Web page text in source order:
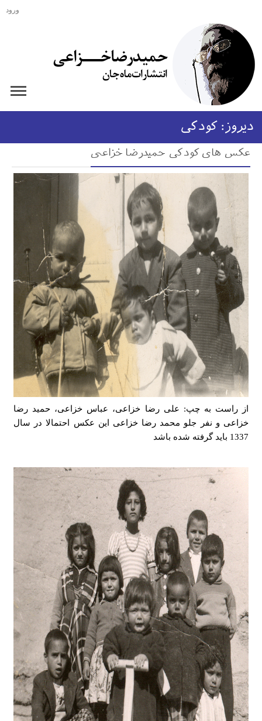
ورود
دیروز: کودکی
عکس های کودکی حمیدرضا خزاعی
از راست به چپ: علی رضا خزاعی، عباس خزاعی، حمید رضا
خزاعی و نفر جلو محمد رضا خزاعی این عکس احتمالا در سال
1337 باید گرفته شده باشد